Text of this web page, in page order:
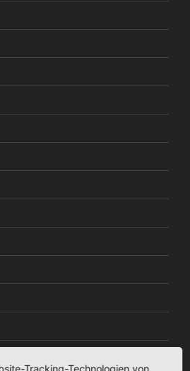
Tracking-Technologien von